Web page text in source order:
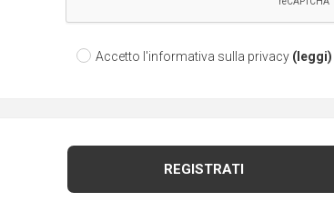
Accetto l'informativa sulla privacy (leggi)